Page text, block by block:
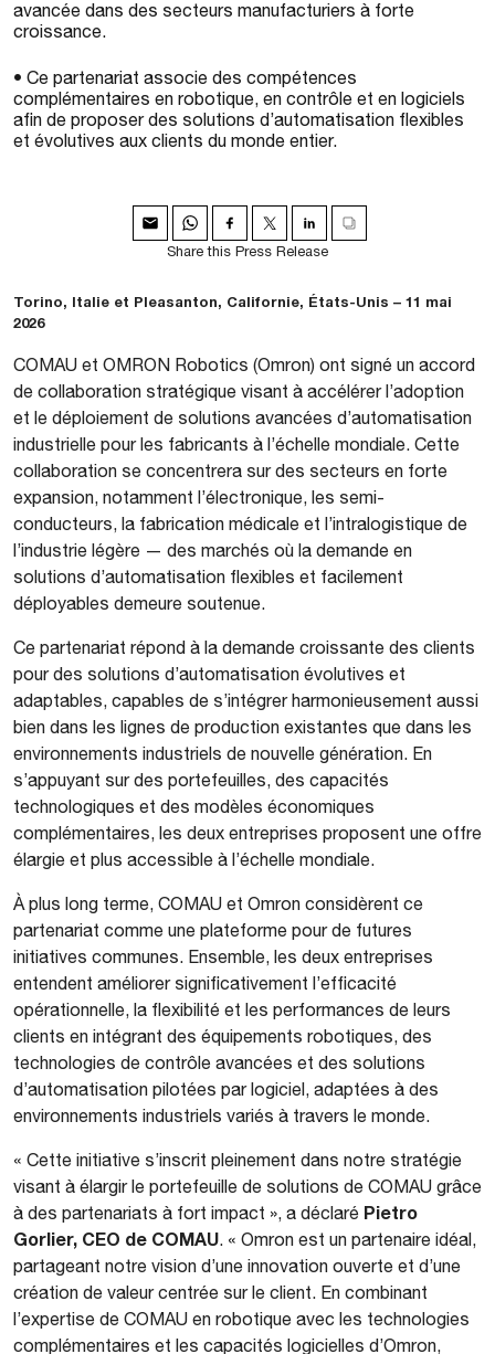
avancée dans des secteurs manufacturiers à forte
croissance.
• Ce partenariat associe des compétences
complémentaires en robotique, en contrôle et en logiciels
afin de proposer des solutions d’automatisation flexibles
et évolutives aux clients du monde entier.
Share this Press Release
Torino, Italie et Pleasanton, Californie, États-Unis – 11 mai
2026
COMAU et OMRON Robotics (Omron) ont signé un accord
de collaboration stratégique visant à accélérer l’adoption
et le déploiement de solutions avancées d’automatisation
industrielle pour les fabricants à l’échelle mondiale. Cette
collaboration se concentrera sur des secteurs en forte
expansion, notamment l’électronique, les semi-
conducteurs, la fabrication médicale et l’intralogistique de
l’industrie légère — des marchés où la demande en
solutions d’automatisation flexibles et facilement
déployables demeure soutenue.
Ce partenariat répond à la demande croissante des clients
pour des solutions d’automatisation évolutives et
adaptables, capables de s’intégrer harmonieusement aussi
bien dans les lignes de production existantes que dans les
environnements industriels de nouvelle génération. En
s’appuyant sur des portefeuilles, des capacités
technologiques et des modèles économiques
complémentaires, les deux entreprises proposent une offre
élargie et plus accessible à l’échelle mondiale.
À plus long terme, COMAU et Omron considèrent ce
partenariat comme une plateforme pour de futures
initiatives communes. Ensemble, les deux entreprises
entendent améliorer significativement l’efficacité
opérationnelle, la flexibilité et les performances de leurs
clients en intégrant des équipements robotiques, des
technologies de contrôle avancées et des solutions
d’automatisation pilotées par logiciel, adaptées à des
environnements industriels variés à travers le monde.
« Cette initiative s’inscrit pleinement dans notre stratégie
visant à élargir le portefeuille de solutions de COMAU grâce
à des partenariats à fort impact », a déclaré Pietro
Gorlier, CEO de COMAU. « Omron est un partenaire idéal,
partageant notre vision d’une innovation ouverte et d’une
création de valeur centrée sur le client. En combinant
l’expertise de COMAU en robotique avec les technologies
complémentaires et les capacités logicielles d’Omron,